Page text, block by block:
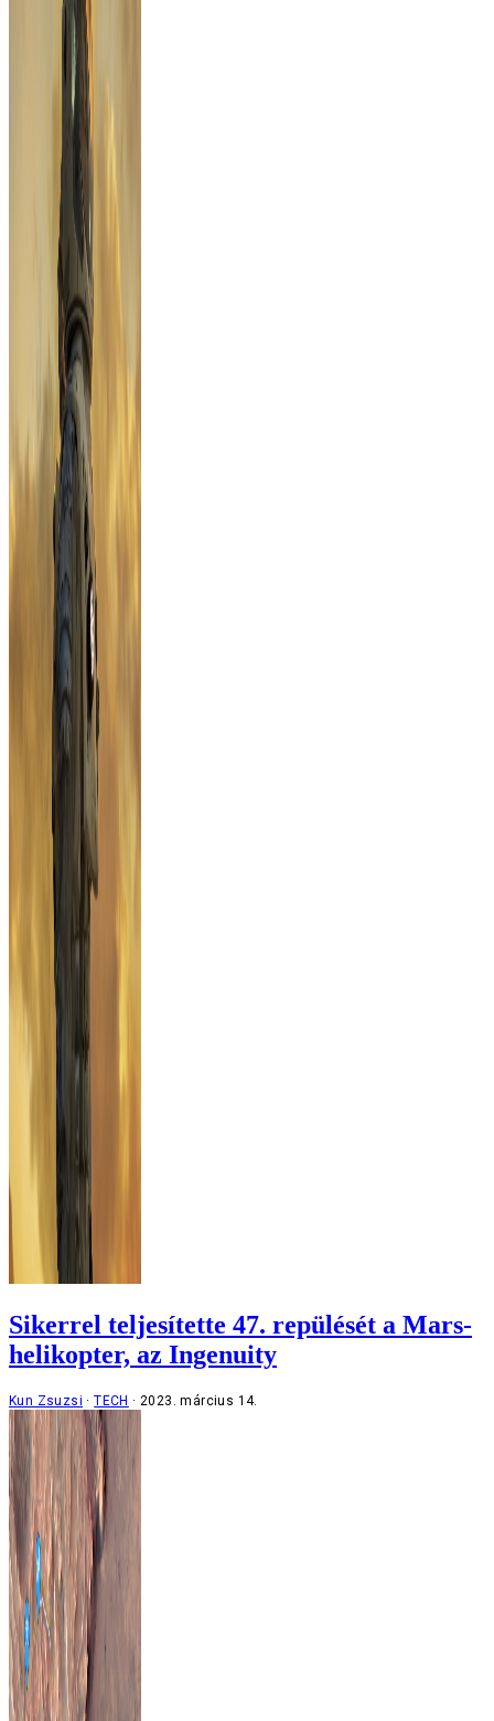
Sikerrel teljesítette 47. repülését a Mars-
helikopter, az Ingenuity
Kun Zsuzsi TECH 2023. március 14.